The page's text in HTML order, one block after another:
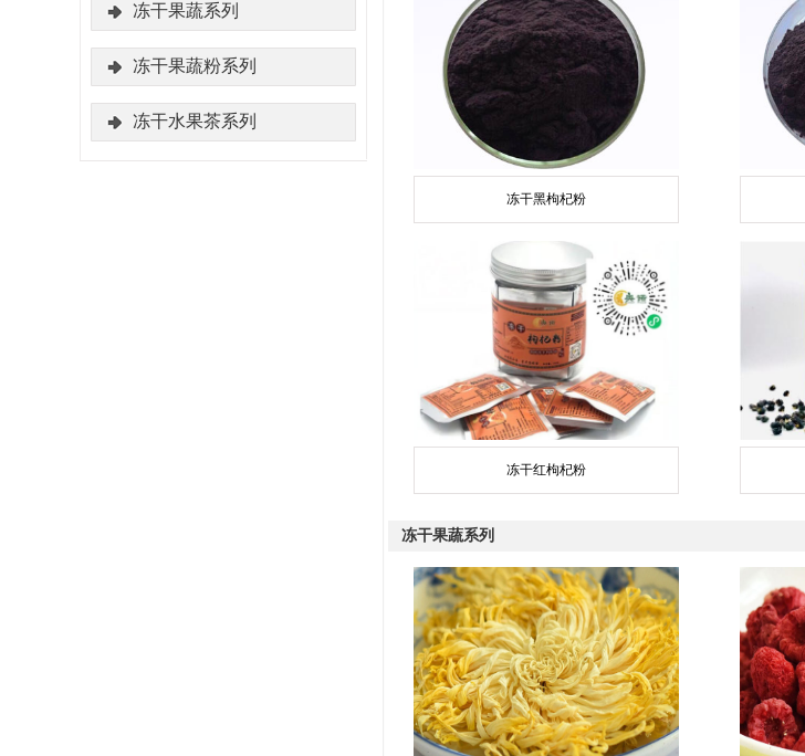
冻干黑枸杞粉
冻干红枸杞粉
冻干果蔬系列
冻干果蔬系列
冻干果蔬粉系列
冻干水果茶系列